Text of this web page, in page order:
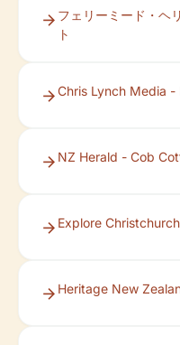
フェリーミード・ヘ
ト
Chris Lynch Media -
NZ Herald - Cob
Explore
Heritage New